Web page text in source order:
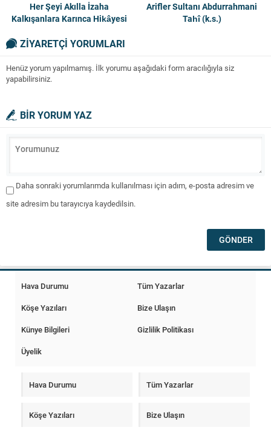
Her Şeyi Akılla İzaha
Kalkışanlara Karınca Hikâyesi
Arifler Sultanı Abdurrahmani
Tahî (k.s.)
ZİYARETÇİ YORUMLARI
Henüz yorum yapılmamış. İlk yorumu aşağıdaki form aracılığıyla siz
yapabilirsiniz.
BİR YORUM YAZ
Daha sonraki yorumlarımda kullanılması için adım, e-posta adresim ve
site adresim bu tarayıcıya kaydedilsin.
Hava Durumu
Tüm Yazarlar
Köşe Yazıları
Bize Ulaşın
Künye Bilgileri
Gizlilik Politikası
Üyelik
Hava Durumu Tüm Yazarlar
Köşe Yazıları Bize Ulaşın